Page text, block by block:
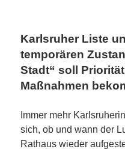
Karlsruher Liste
temporären
Stadt“ soll
Maßnahmen
Immer mehr
sich, ob und wann der
Rathaus wieder